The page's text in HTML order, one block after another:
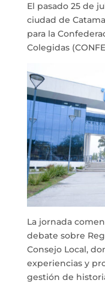
El pasado 25 de
ciudad de
para la
Colegidas
La jornada
debate sobre
Consejo Local,
experiencias y
gestión de